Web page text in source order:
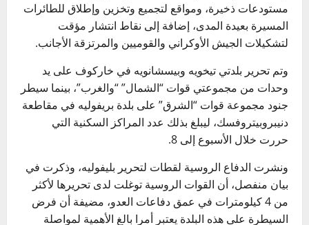
مستودعات ذخيرة، ومواقع لتجميع وتخزين وإطلاق للطائرات
المسيرة بعيدة المدى، إضافة إلى نقاط انتشار مؤقت
لتشكيلات الجيش الأوكراني والقوميين والمرتزقة الأجانب.
وتم تحرير بلدتي تيخويه وبيسشانويه في خاركوف على يد
وحدات من مجموعتي قوات “الشمال” “والغرب”، بينما سيطر
جنود مجموعة قوات “الشرق” على بلدة بريفوليه في مقاطعة
دنيبروبيتروفسك، ليبلغ بذلك عدد المراكز السكنية التي
حررت خلال الأسبوع إلى 8.
ونشرت الدفاع الروسية لقطات لتحرير بليفوليه، وذكرت في
بيان منفصل، أن القوات الروسية توغلت لدى تحريرها لأكثر
من 4 كيلومترات في عمق دفاعات العدو، مضيفة أن فرض
السيطرة على هذه البلدة يعتبر أمرا بالغ الأهمية لمواصلة